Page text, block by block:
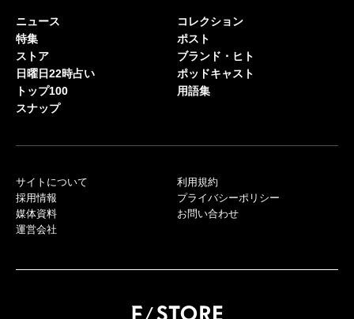
ニュース
特集
ストア
日曜日22時占い
トップ100
スナップ
コレクション
ポスト
ブランド・ヒト
ポッドキャスト
用語集
サイトについて
採用情報
媒体資料
運営会社
利用規約
プライバシーポリシー
お問い合わせ